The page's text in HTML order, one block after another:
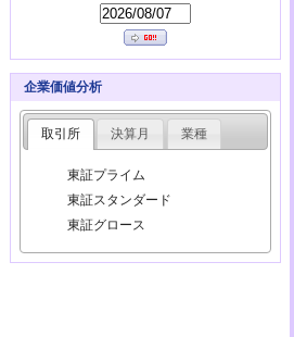
企業価値分析
取引所 決算月 業種
東証プライム
東証スタンダード
東証グロース